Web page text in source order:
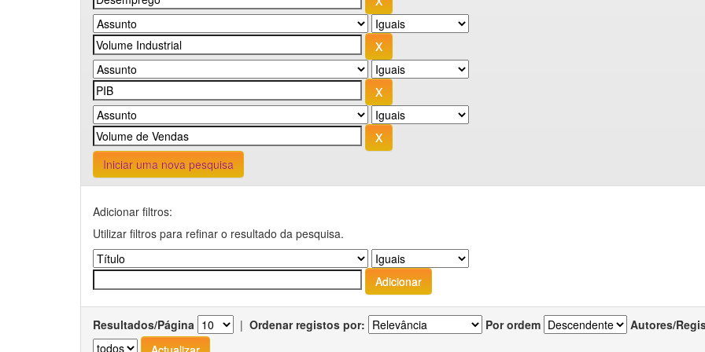
Iniciar uma nova pesquisa
Adicionar filtros:
Utilizar filtros para refinar o resultado da pesquisa.
Resultados/Página | Ordenar registos por: Por ordem Autores/